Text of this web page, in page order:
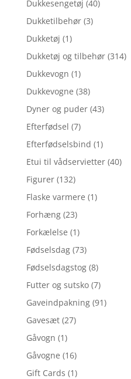
Dukkesengetøj (40)
Dukketilbehør (3)
Dukketøj (1)
Dukketøj og tilbehør (314)
Dukkevogn (1)
Dukkevogne (38)
Dyner og puder (43)
Efterfødsel (7)
Efterfødselsbind (1)
Etui til vådservietter (40)
Figurer (132)
Flaske varmere (1)
Forhæng (23)
Forkælelse (1)
Fødselsdag (73)
Fødselsdagstog (8)
Futter og sutsko (7)
Gaveindpakning (91)
Gavesæt (27)
Gåvogn (1)
Gåvogne (16)
Gift Cards (1)